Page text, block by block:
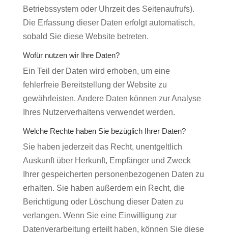
Betriebssystem oder Uhrzeit des Seitenaufrufs).
Die Erfassung dieser Daten erfolgt automatisch,
sobald Sie diese Website betreten.
Wofür nutzen wir Ihre Daten?
Ein Teil der Daten wird erhoben, um eine
fehlerfreie Bereitstellung der Website zu
gewährleisten. Andere Daten können zur Analyse
Ihres Nutzerverhaltens verwendet werden.
Welche Rechte haben Sie bezüglich Ihrer Daten?
Sie haben jederzeit das Recht, unentgeltlich
Auskunft über Herkunft, Empfänger und Zweck
Ihrer gespeicherten personenbezogenen Daten zu
erhalten. Sie haben außerdem ein Recht, die
Berichtigung oder Löschung dieser Daten zu
verlangen. Wenn Sie eine Einwilligung zur
Datenverarbeitung erteilt haben, können Sie diese